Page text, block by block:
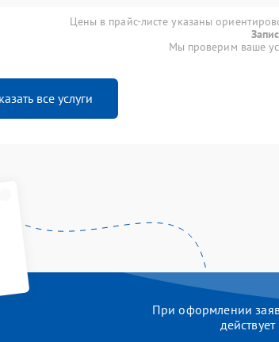
Цены в прайс-листе указаны
Мы проверим ваше
все услуги
При оформлении